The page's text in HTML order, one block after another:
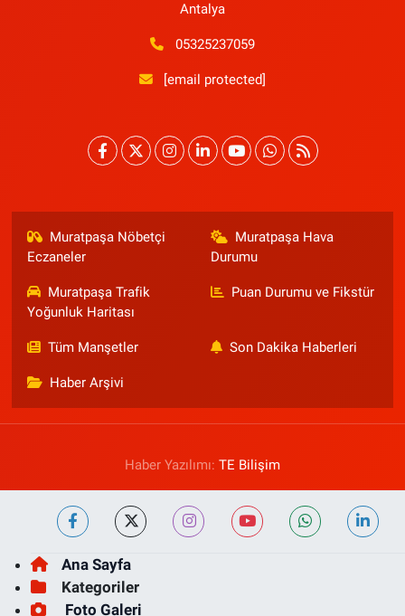
Antalya
05325237059
[email protected]
Muratpaşa Nöbetçi
Eczaneler
Muratpaşa Hava
Durumu
Muratpaşa Trafik
Yoğunluk Haritası
Puan Durumu ve Fikstür
Tüm Manşetler Son Dakika Haberleri
Haber Arşivi
Haber Yazılımı: TE Bilişim
Ana Sayfa
Kategoriler
Foto Galeri